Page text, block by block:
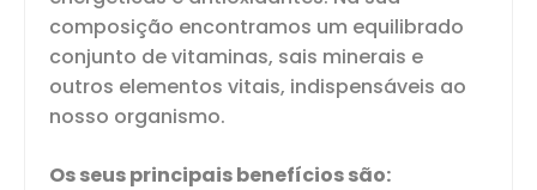
composição encontramos um equilibrado
conjunto de vitaminas, sais minerais e
outros elementos vitais, indispensáveis ao
nosso organismo.
Os seus principais benefícios são: